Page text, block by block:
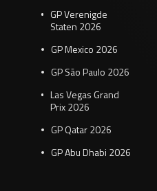
GP Verenigde
Staten 2026
GP Mexico 2026
GP São Paulo 2026
Las Vegas Grand
Prix 2026
GP Qatar 2026
GP Abu Dhabi 2026